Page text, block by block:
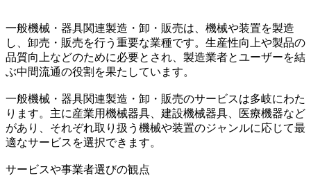
一般機械・器具関連製造・卸・販売は、機械や装置を製造
し、卸売・販売を行う重要な業種です。生産性向上や製品の
品質向上などのために必要とされ、製造業者とユーザーを結
ぶ中間流通の役割を果たしています。
一般機械・器具関連製造・卸・販売のサービスは多岐にわた
ります。主に産業用機械器具、建設機械器具、医療機器など
があり、それぞれ取り扱う機械や装置のジャンルに応じて最
適なサービスを選択できます。
サービスや事業者選びの観点